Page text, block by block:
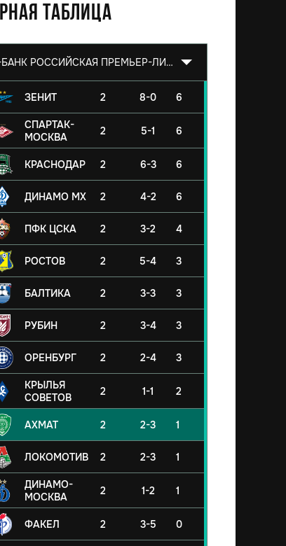
таблица
АЛЬФА-БАНК РОССИЙСКАЯ ПРЕМЬЕР-ЛИГА 2026/2027
ЗЕНИТ 2 8-0 6
СПАРТАК-
МОСКВА
2 5-1 6
КРАСНОДАР 2 6-3 6
ДИНАМО МХ 2 4-2 6
ПФК ЦСКА 2 3-2 4
РОСТОВ 2 5-4 3
БАЛТИКА 2 3-3 3
РУБИН 2 3-4 3
ОРЕНБУРГ 2 2-4 3
КРЫЛЬЯ
СОВЕТОВ
2 1-1 2
АХМАТ 2 2-3 1
ЛОКОМОТИВ 2 2-3 1
ДИНАМО-
МОСКВА
2 1-2 1
ФАКЕЛ 2 3-5 0